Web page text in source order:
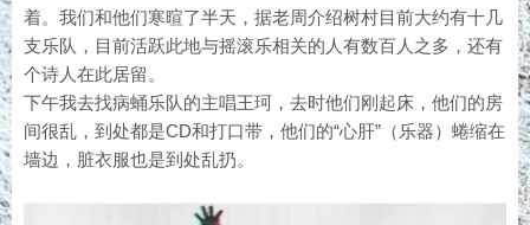
着。我们和他们寒暄了半天，据老周介绍树村目前大约有十几
支乐队，目前活跃此地与摇滚乐相关的人有数百人之多，还有
个诗人在此居留。
下午我去找病蛹乐队的主唱王珂，去时他们刚起床，他们的房
间很乱，到处都是CD和打口带，他们的“心肝”（乐器）蜷缩在
墙边，脏衣服也是到处乱扔。